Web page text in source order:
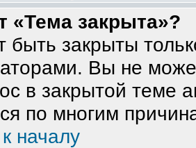
«Тема закрыта»?
быть закрыты
Вы не
в закрытой теме
по многим
началу